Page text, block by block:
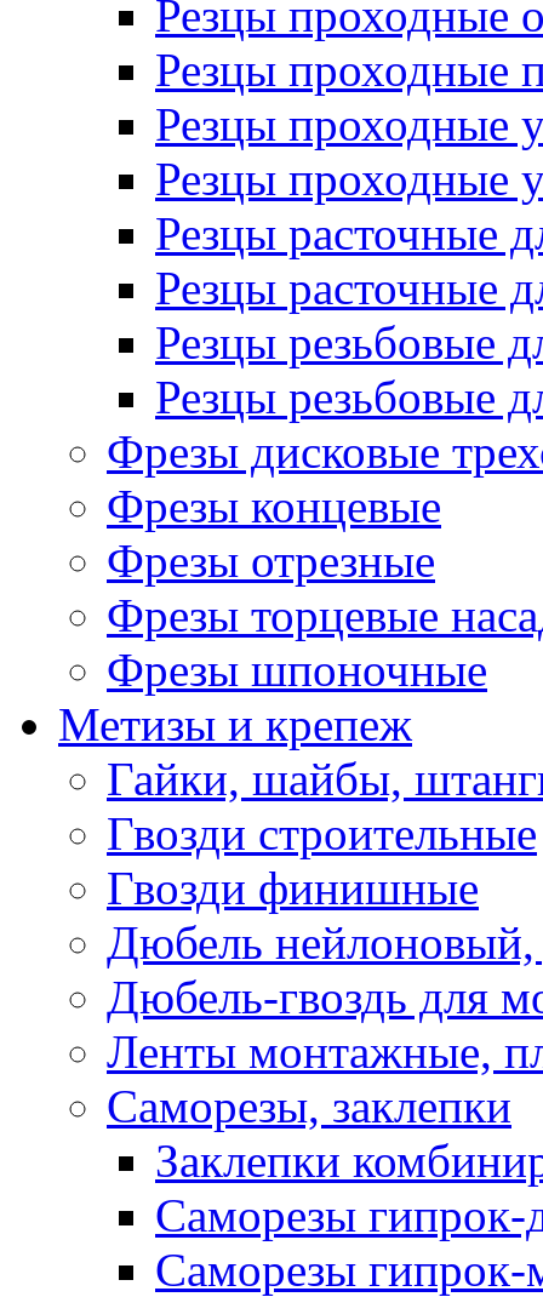
Резцы проходные
Резцы проходные
Резцы проходные
Резцы проходные
Резцы расточные
Резцы расточные
Резцы резьбовые
Резцы резьбовые
Фрезы дисковые
Фрезы концевые
Фрезы отрезные
Фрезы торцевые
Фрезы шпоночные
Метизы и крепеж
Гайки, шайбы,
Гвозди строительные
Гвозди финишные
Дюбель нейлоновый,
Дюбель-гвоздь для
Ленты монтажные,
Саморезы, заклепки
Заклепки
Саморезы гипрок-
Саморезы гипрок-